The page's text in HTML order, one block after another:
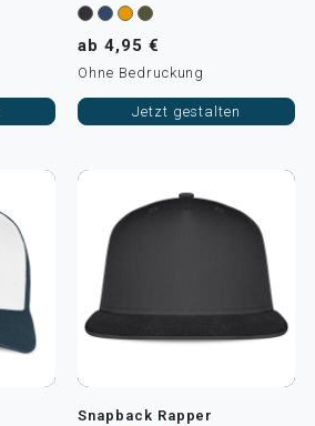
ab 4,95 €
Ohne Bedruckung
Jetzt gestalten
Snapback Rapper